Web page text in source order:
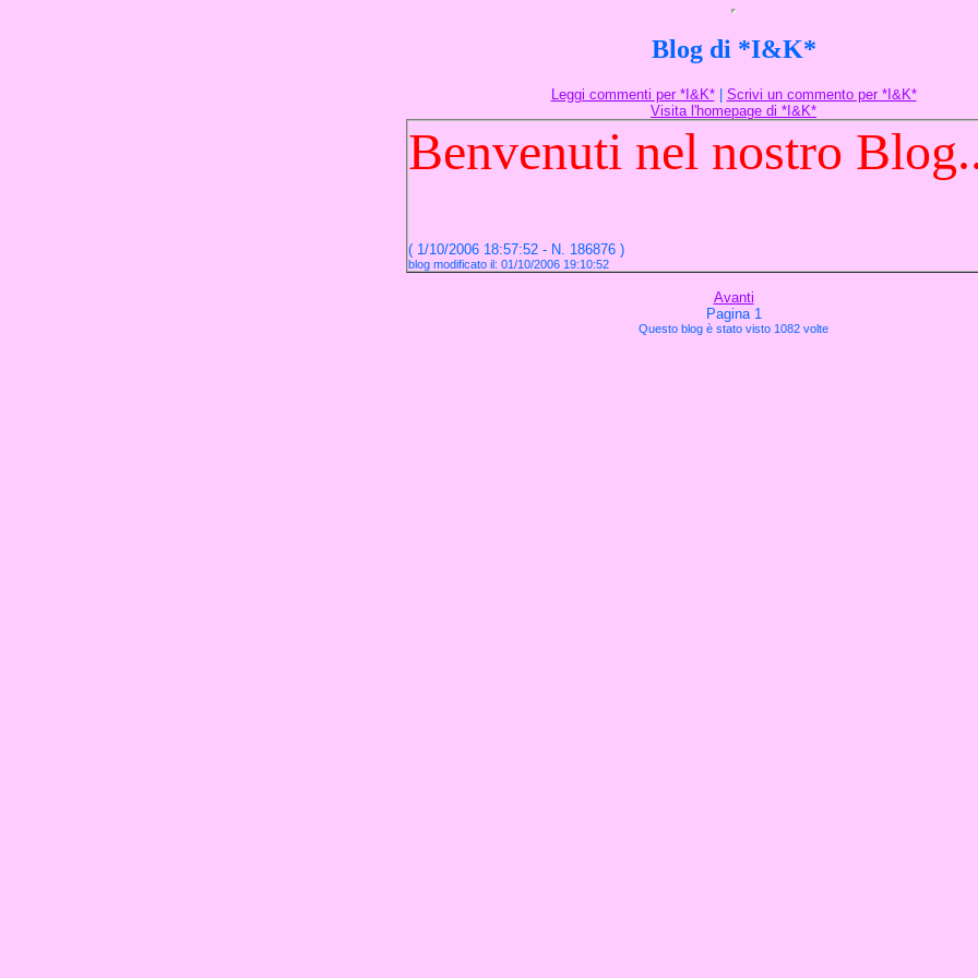
Blog di *I&K*
Leggi commenti per *I&K*| Scrivi un commento per *I&K*
Visita l'homepage di *I&K*
Benvenuti nel nostro
( 1/10/2006 18:57:52 - N. 186876 )
blog modificato il: 01/10/2006 19:10:52
Avanti
Pagina 1
Questo blog è stato visto 1082 volte